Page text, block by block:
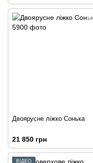
Двоярусне ліжко Сонька
21 850 грн
ВІДЕО